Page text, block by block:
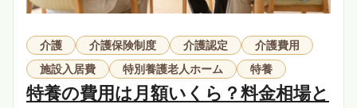
介護 介護保険制度 介護認定
介護費用
施設入居費
特別養護老人ホーム 特養
特養の費用は月額いくら？料金相場と